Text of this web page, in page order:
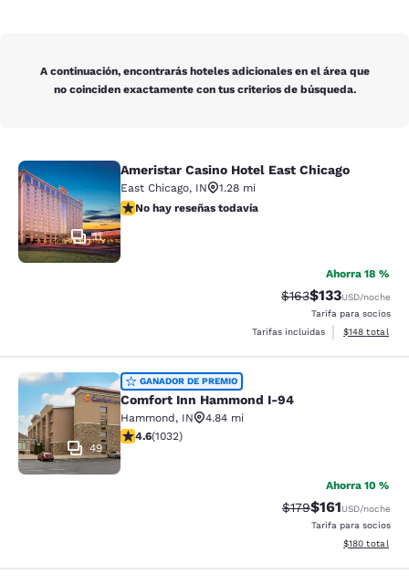
A continuación, encontrarás hoteles adicionales en el área que
no coinciden exactamente con tus criterios de búsqueda.
Ameristar Casino Hotel East
11
Ameristar Casino Hotel East Chicago
East Chicago, IN
1.28 mi
No hay reseñas todavía
No hay reseñas todavía
Ahorra 18 %
Precio tachado:
$163Precio con
$133USD/noche
Tarifa para socios
Tarifas incluidas
Ver detalles
$148 total
Comfort Inn Hammond I-94
49
GANADOR DE PREMIO
Comfort Inn Hammond I-94
Hammond, IN
4.84 mi
calificación de 4.56 estrellas. Excelente. 1032 reseñas
4.6(1032)
Ahorra 10 %
Precio tachado:
$179Precio con
$161USD/noche
Tarifa para socios
Ver detalles
$180 total